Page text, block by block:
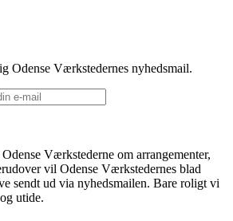
Odense Værkstedernes nyhedsmail.
Værkstederne om arrangementer,
vil Odense Værkstedernes blad
sendt ud via nyhedsmailen. Bare roligt vi
utide.